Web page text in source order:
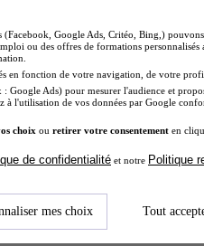
les plus
(Facebook, Google Ads, Critéo, Bing,)
ou des offres de formations
en fonction de votre navigation, de votre
Google Ads) pour mesurer l'audience et
à l'utilisation de vos données par Google
choix ou retirer votre consentement en
de confidentialité et notre Politique
mes choix Tout